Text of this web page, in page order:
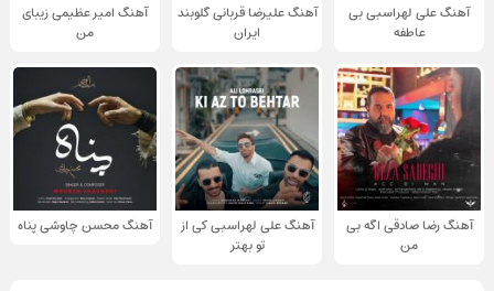
آهنگ علی لهراسبی بی
عاطفه
آهنگ علیرضا قربانی گلوبند
ایران
آهنگ امیر عظیمی زیبای
من
آهنگ رضا صادقی اگه بی
من
آهنگ علی لهراسبی کی از
تو ‌بهتر
آهنگ محسن چاوشی پناه